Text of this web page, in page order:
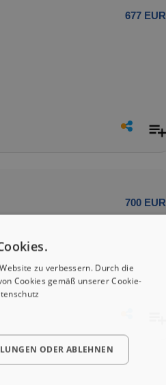
677 EUR
700 EUR
zu verbessern. Durch die
Cookies gemäß unserer Cookie-
ODER ABLEHNEN